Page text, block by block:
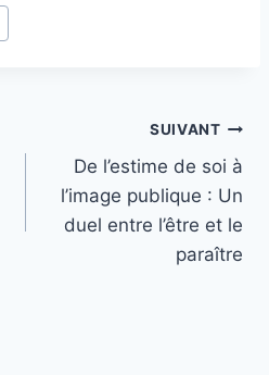
SUIVANT
De l’estime de soi à
l’image publique : Un
duel entre l’être et le
paraître